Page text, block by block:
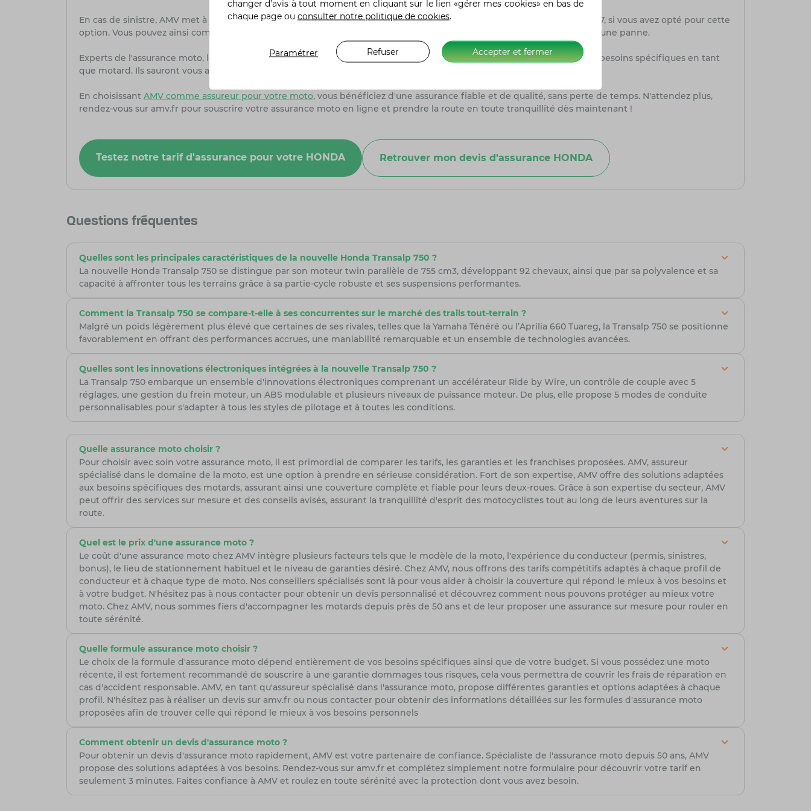
En cas de sinistre, AMV met à votre disposition un service d'assistance réactif, disponible 24 heures sur 24 et 7 jours sur 7, si vous avez opté pour cette
option. Vous pouvez ainsi compter sur une assistance en toutes circonstances, qu'il s'agisse d'un accident, d'un vol ou d'une panne.
Experts de l'assurance moto, les conseillers AMV sont des passionnés de deux-roues, appréhendant ainsi aisément vos besoins spécifiques en tant
que motard. Ils sauront vous accompagner et vous conseiller au mieux tout au long de votre contrat.
En choisissant AMV comme assureur pour votre moto, vous bénéficiez d'une assurance fiable et de qualité, sans perte de temps. N'attendez plus,
rendez-vous sur amv.fr pour souscrire votre assurance moto en ligne et prendre la route en toute tranquillité dès maintenant !
Testez notre tarif d'assurance pour votre HONDA Retrouver mon devis d'assurance HONDA
Questions fréquentes
Quelles sont les principales caractéristiques de la nouvelle Honda Transalp 750 ?
La nouvelle Honda Transalp 750 se distingue par son moteur twin parallèle de 755 cm3, développant 92 chevaux, ainsi que par sa polyvalence et sa
capacité à affronter tous les terrains grâce à sa partie-cycle robuste et ses suspensions performantes.
Comment la Transalp 750 se compare-t-elle à ses concurrentes sur le marché des trails tout-terrain ?
Malgré un poids légèrement plus élevé que certaines de ses rivales, telles que la Yamaha Ténéré ou l’Aprilia 660 Tuareg, la Transalp 750 se positionne
favorablement en offrant des performances accrues, une maniabilité remarquable et un ensemble de technologies avancées.
Quelles sont les innovations électroniques intégrées à la nouvelle Transalp 750 ?
La Transalp 750 embarque un ensemble d'innovations électroniques comprenant un accélérateur Ride by Wire, un contrôle de couple avec 5
réglages, une gestion du frein moteur, un ABS modulable et plusieurs niveaux de puissance moteur. De plus, elle propose 5 modes de conduite
personnalisables pour s'adapter à tous les styles de pilotage et à toutes les conditions.
Quelle assurance moto choisir ?
Pour choisir avec soin votre assurance moto, il est primordial de comparer les tarifs, les garanties et les franchises proposées. AMV, assureur
spécialisé dans le domaine de la moto, est une option à prendre en sérieuse considération. Fort de son expertise, AMV offre des solutions adaptées
aux besoins spécifiques des motards, assurant ainsi une couverture complète et fiable pour leurs deux-roues. Grâce à son expertise du secteur, AMV
peut offrir des services sur mesure et des conseils avisés, assurant la tranquillité d'esprit des motocyclistes tout au long de leurs aventures sur la
route.
Quel est le prix d'une assurance moto ?
Le coût d'une assurance moto chez AMV intègre plusieurs facteurs tels que le modèle de la moto, l'expérience du conducteur (permis, sinistres,
bonus), le lieu de stationnement habituel et le niveau de garanties désiré. Chez AMV, nous offrons des tarifs compétitifs adaptés à chaque profil de
conducteur et à chaque type de moto. Nos conseillers spécialisés sont là pour vous aider à choisir la couverture qui répond le mieux à vos besoins et
à votre budget. N'hésitez pas à nous contacter pour obtenir un devis personnalisé et découvrez comment nous pouvons protéger au mieux votre
moto. Chez AMV, nous sommes fiers d'accompagner les motards depuis près de 50 ans et de leur proposer une assurance sur mesure pour rouler en
toute sérénité.
Quelle formule assurance moto choisir ?
Le choix de la formule d'assurance moto dépend entièrement de vos besoins spécifiques ainsi que de votre budget. Si vous possédez une moto
récente, il est fortement recommandé de souscrire à une garantie dommages tous risques, cela vous permettra de couvrir les frais de réparation en
cas d'accident responsable. AMV, en tant qu'assureur spécialisé dans l'assurance moto, propose différentes garanties et options adaptées à chaque
profil. N'hésitez pas à réaliser un devis sur amv.fr ou nous contacter pour obtenir des informations détaillées sur les formules d'assurance moto
proposées afin de trouver celle qui répond le mieux à vos besoins personnels
Comment obtenir un devis d'assurance moto ?
Pour obtenir un devis d'assurance moto rapidement, AMV est votre partenaire de confiance. Spécialiste de l'assurance moto depuis 50 ans, AMV
propose des solutions adaptées à vos besoins. Rendez-vous sur amv.fr et complétez simplement notre formulaire pour découvrir votre tarif en
seulement 3 minutes. Faites confiance à AMV et roulez en toute sérénité avec la protection dont vous avez besoin.
changer d’avis à tout moment en cliquant sur le lien «gérer mes cookies» en bas de
chaque page ou consulter notre politique de cookies.
Accepter et fermer
Refuser
Paramétrer